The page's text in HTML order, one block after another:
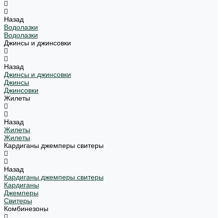
Назад
Водолазки
Водолазки
Джинсы и джинсовки
Назад
Джинсы и джинсовки
Джинсы
Джинсовки
Жилеты
Назад
Жилеты
Жилеты
Кардиганы джемперы свитеры
Назад
Кардиганы джемперы свитеры
Кардиганы
Джемперы
Свитеры
Комбинезоны